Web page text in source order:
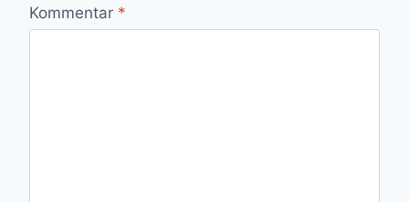
Kommentar *